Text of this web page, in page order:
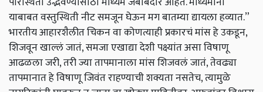
याबाबत वस्तुस्थिती नीट समजून घेऊन मग बातम्या द्यायला हव्यात.”
भारतीय आहारशैलीत चिकन वा कोणत्याही प्रकारचं मांस हे उकडून,
शिजवून खाल्लं जातं, समजा एखाद्या देशी पक्ष्यांत असा विषाणू
आढळला जरी, तरी ज्या तापमानाला मांस शिजवलं जातं, तेवढ्या
तापमानात हे विषाणू जिवंत राहण्याची शक्यता नसतेच, त्यामुळे